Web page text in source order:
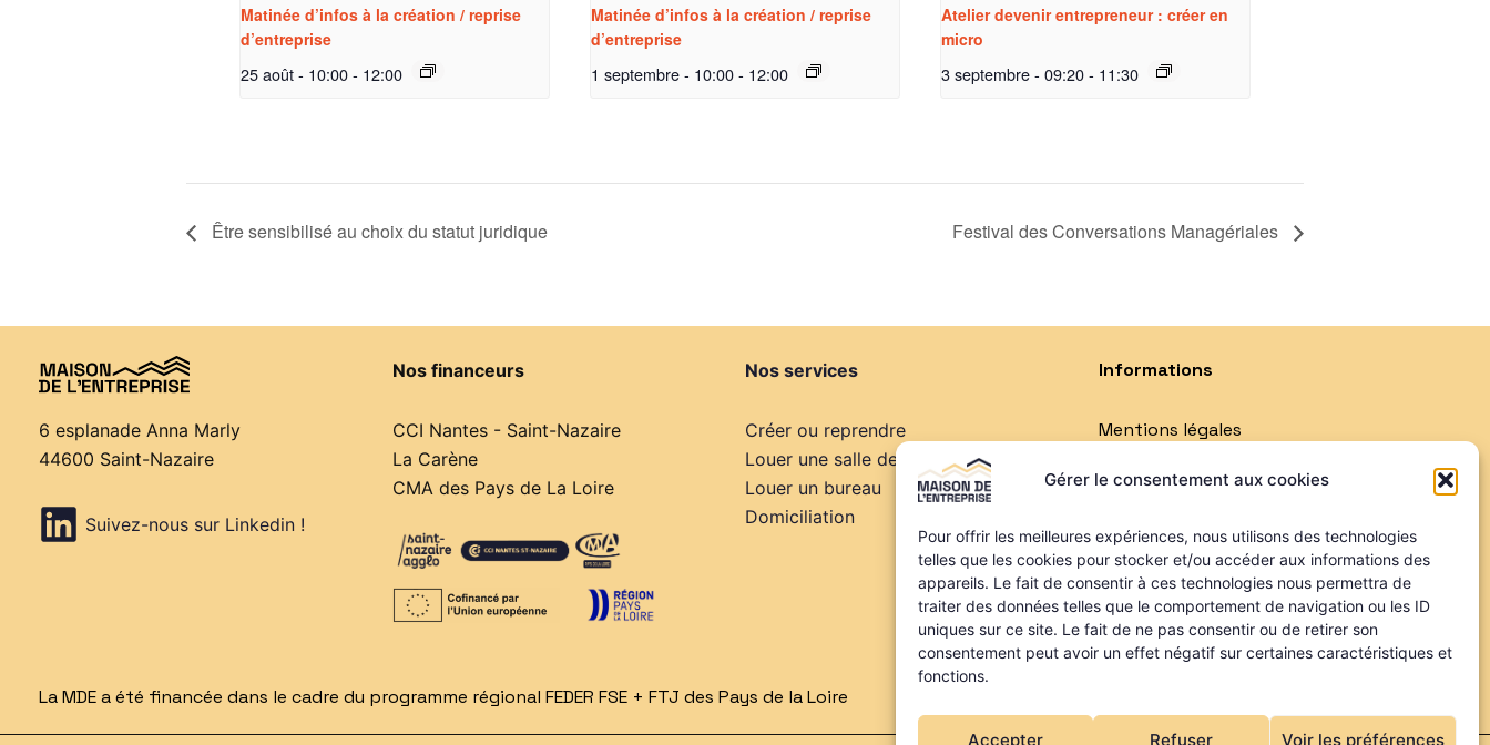
Gérer le consentement aux cookies
Pour offrir les meilleures expériences, nous utilisons des technologies
telles que les cookies pour stocker et/ou accéder aux informations des
appareils. Le fait de consentir à ces technologies nous permettra de
traiter des données telles que le comportement de navigation ou les ID
uniques sur ce site. Le fait de ne pas consentir ou de retirer son
consentement peut avoir un effet négatif sur certaines caractéristiques et
fonctions.
Accepter Refuser Voir les préférences
Matinée d’infos à la création / reprise
d’entreprise
25 août - 10:00- 12:00
Matinée d’infos à la création / reprise
d’entreprise
1 septembre - 10:00- 12:00
Atelier devenir entrepreneur : créer en
micro
3 septembre - 09:20 - 11:30
Être sensibilisé au choix du statut juridique Festival des Conversations Managériales
6 esplanade Anna Marly
44600 Saint-Nazaire
Suivez-nous sur Linkedin !
Nos financeurs
CCI Nantes - Saint-Nazaire
La Carène
CMA des Pays de La Loire
Nos services
Créer ou reprendre
Louer une salle de réunion
Louer un bureau
Domiciliation
Informations
Mentions légales
Qui sommes-nous ?
La MDE a été financée dans le cadre du programme régional FEDER FSE + FTJ des Pays de la Loire